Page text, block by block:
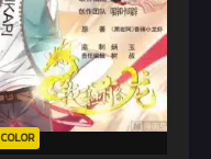
COLOR